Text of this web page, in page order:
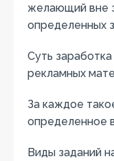
желающий вне
определенных
Суть
рекламных
За каждое
определенное
Виды заданий